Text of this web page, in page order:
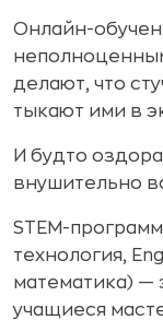
Онлайн-
делают, что
тыкают ими в
И будто
внушительно
STEM-
технология,
математика) —
учащиеся